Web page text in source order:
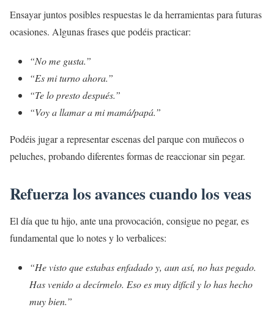
Ensayar juntos posibles respuestas le da herramientas para futuras
ocasiones. Algunas frases que podéis practicar:
“No me gusta.”
“Es mi turno ahora.”
“Te lo presto después.”
“Voy a llamar a mi mamá/papá.”
Podéis jugar a representar escenas del parque con muñecos o
peluches, probando diferentes formas de reaccionar sin pegar.
Refuerza los avances cuando los veas
El día que tu hijo, ante una provocación, consigue no pegar, es
fundamental que lo notes y lo verbalices:
“He visto que estabas enfadado y, aun así, no has pegado.
Has venido a decírmelo. Eso es muy difícil y lo has hecho
muy bien.”